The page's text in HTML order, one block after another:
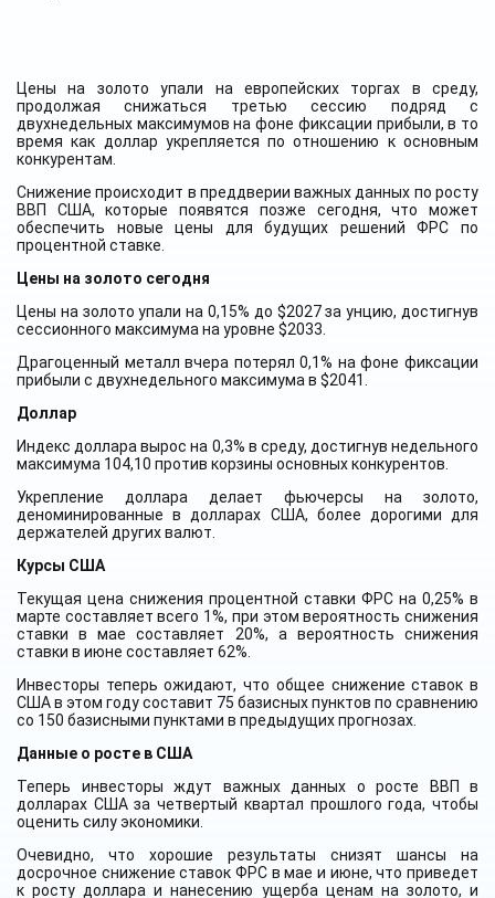
Цены на золото упали на европейских торгах в среду,
продолжая снижаться третью сессию подряд с
двухнедельных максимумов на фоне фиксации прибыли, в то
время как доллар укрепляется по отношению к основным
конкурентам.
Снижение происходит в преддверии важных данных по росту
ВВП США, которые появятся позже сегодня, что может
обеспечить новые цены для будущих решений ФРС по
процентной ставке.
Цены на золото сегодня
Цены на золото упали на 0,15% до $2027 за унцию, достигнув
сессионного максимума на уровне $2033.
Драгоценный металл вчера потерял 0,1% на фоне фиксации
прибыли с двухнедельного максимума в $2041.
Доллар
Индекс доллара вырос на 0,3% в среду, достигнув недельного
максимума 104,10 против корзины основных конкурентов.
Укрепление доллара делает фьючерсы на золото,
деноминированные в долларах США, более дорогими для
держателей других валют.
Курсы США
Текущая цена снижения процентной ставки ФРС на 0,25% в
марте составляет всего 1%, при этом вероятность снижения
ставки в мае составляет 20%, а вероятность снижения
ставки в июне составляет 62%.
Инвесторы теперь ожидают, что общее снижение ставок в
США в этом году составит 75 базисных пунктов по сравнению
со 150 базисными пунктами в предыдущих прогнозах.
Данные о росте в США
Теперь инвесторы ждут важных данных о росте ВВП в
долларах США за четвертый квартал прошлого года, чтобы
оценить силу экономики.
Очевидно, что хорошие результаты снизят шансы на
досрочное снижение ставок ФРС в мае и июне, что приведет
к росту доллара и нанесению ущерба ценам на золото, и